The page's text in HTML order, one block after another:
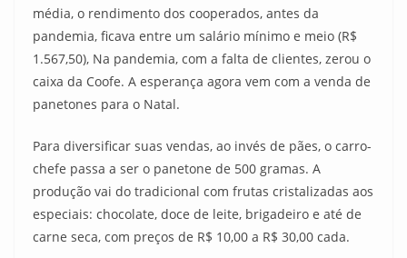
média, o rendimento dos cooperados, antes da
pandemia, ficava entre um salário mínimo e meio (R$
1.567,50), Na pandemia, com a falta de clientes, zerou o
caixa da Coofe. A esperança agora vem com a venda de
panetones para o Natal.
Para diversificar suas vendas, ao invés de pães, o carro-
chefe passa a ser o panetone de 500 gramas. A
produção vai do tradicional com frutas cristalizadas aos
especiais: chocolate, doce de leite, brigadeiro e até de
carne seca, com preços de R$ 10,00 a R$ 30,00 cada.